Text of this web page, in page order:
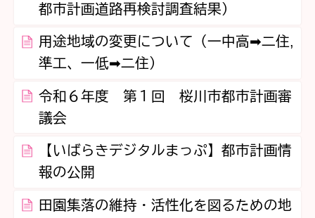
都市計画道路再検討調査結果）
用途地域の変更について（一中高➡二住,
準工、一低➡二住）
令和６年度 第１回 桜川市都市計画審
議会
【いばらきデジタルまっぷ】都市計画情
報の公開
田園集落の維持・活性化を図るための地